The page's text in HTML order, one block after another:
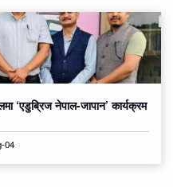
‘एडुब्रिज नेपाल-जापान’ कार्यक्रम
04